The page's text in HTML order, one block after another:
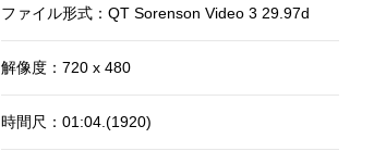
ファイル形式：QT Sorenson Video 3 29.97d
解像度：720 x 480
時間尺：01:04.(1920)